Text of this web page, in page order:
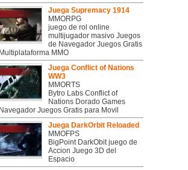
Juega Supremacy 1914
MMORPG
juego de rol online
multijugador masivo Juegos
de Navegador Juegos Gratis
MMO
Juega Conflict of Nations
WW3
MMORTS
Bytro Labs Conflict of
Nations Dorado Games
Juegos Gratis para Movil
Juega DarkOrbit Reloaded
MMOFPS
BigPoint DarkObit juego de
Accion Juego 3D del
Espacio